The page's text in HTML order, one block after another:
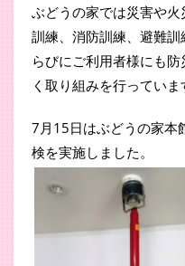
ぶどうの家では災害や
訓練、消防訓練、避難
らびにご利用者様にも
く取り組みを行っていま
7月15日はぶどうの家本
検を実施しました。